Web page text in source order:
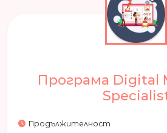
Програма Digital
Продължителност